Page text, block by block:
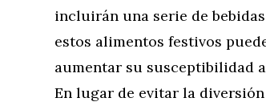
incluirán una serie de
estos alimentos festivos
aumentar su susceptibilidad
En lugar de evitar la